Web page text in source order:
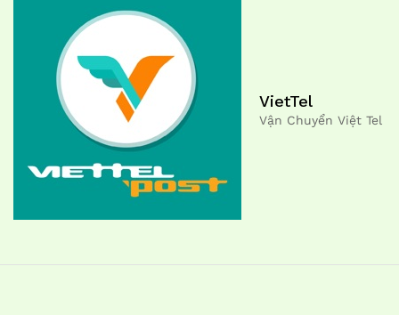
VietTel
Vận Chuyển Việt Tel